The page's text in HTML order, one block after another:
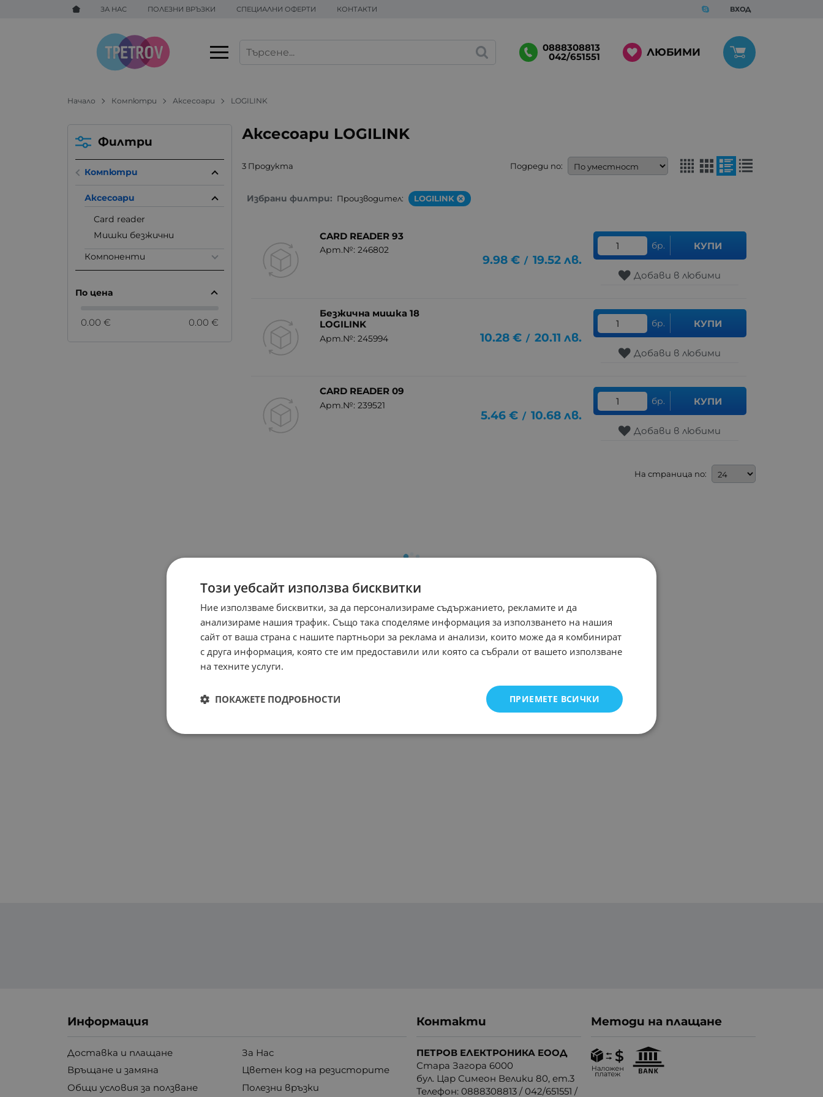
ЗА НАС ПОЛЕЗНИ ВРЪЗКИ СПЕЦИАЛНИ ОФЕРТИ КОНТАКТИ ВХОД
0888308813
042/651551 ЛЮБИМИ
Начало Компютри Аксесоари LOGILINK
Аксесоари LOGILINK
3 Продукта Подреди по:
Избрани филтри: Производител: LOGILINK
CARD READER 93
Арт.№: 246802
9.98 € / 19.52 лв.
бр. КУПИ
Добави в любими
Безжична мишка 18
LOGILINK
Арт.№: 245994 10.28 € / 20.11 лв.
бр. КУПИ
Добави в любими
CARD READER 09
Арт.№: 239521
5.46 € / 10.68 лв.
бр. КУПИ
Добави в любими
На страница по:
Филтри
Компютри
Аксесоари
Card reader
Мишки безжични
Компоненти
По цена
0.00 € 0.00 €
Информация
Доставка и плащане
Връщане и замяна
Общи условия за ползване
За Нас
Цветен код на резисторите
Полезни връзки
Контакти
ПЕТРОВ ЕЛЕКТРОНИКА ЕООД
Стара Загора 6000
бул. Цар Симеон Велики 80, ет.3
Телефон:0888308813 /042/651551 /
Методи на плащане
Този уебсайт използва бисквитки
Ние използваме бисквитки, за да персонализираме съдържанието, рекламите и да
анализираме нашия трафик. Също така споделяме информация за използването на нашия
сайт от ваша страна с нашите партньори за реклама и анализи, които може да я комбинират
с друга информация, която сте им предоставили или която са събрали от вашето използване
на техните услуги.
ПРИЕМЕТЕ ВСИЧКИ
ПОКАЖЕТЕ ПОДРОБНОСТИ